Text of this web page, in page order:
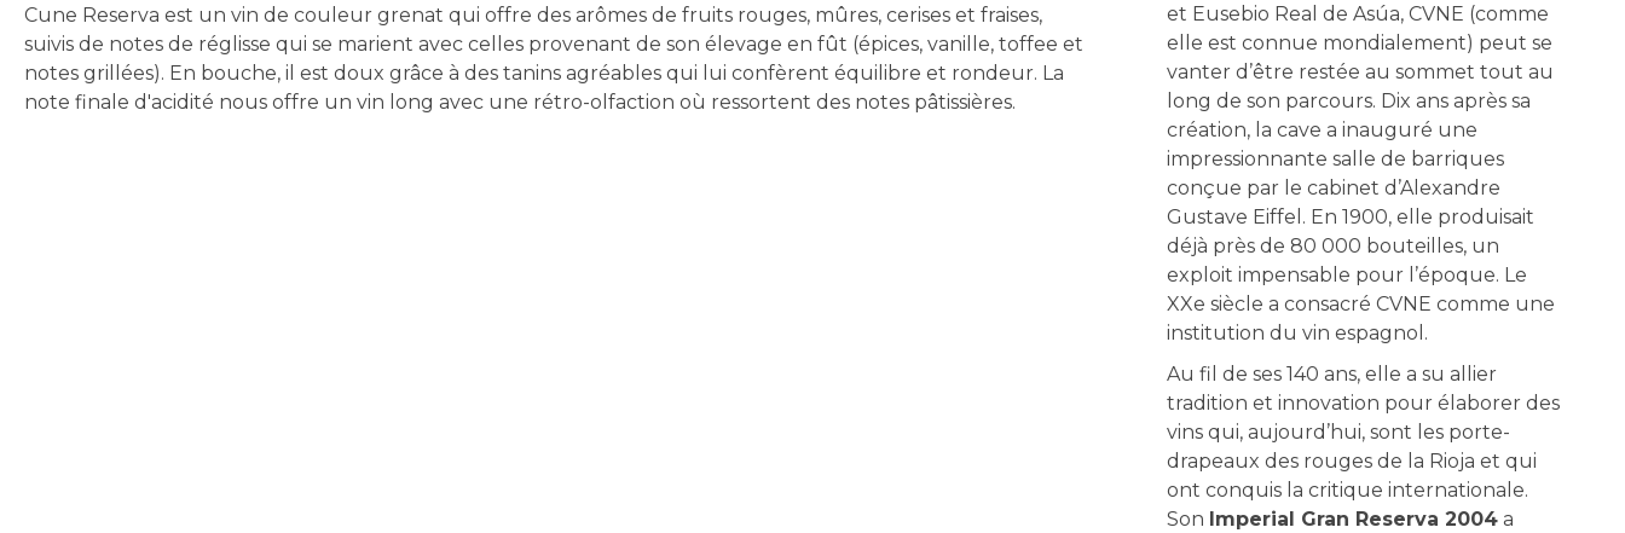
Cune Reserva est un vin de couleur grenat qui offre des arômes de fruits rouges, mûres, cerises et fraises,
suivis de notes de réglisse qui se marient avec celles provenant de son élevage en fût (épices, vanille, toffee et
notes grillées). En bouche, il est doux grâce à des tanins agréables qui lui confèrent équilibre et rondeur. La
note finale d'acidité nous offre un vin long avec une rétro-olfaction où ressortent des notes pâtissières.
et Eusebio Real de Asúa, CVNE (comme
elle est connue mondialement) peut se
vanter d’être restée au sommet tout au
long de son parcours. Dix ans après sa
création, la cave a inauguré une
impressionnante salle de barriques
conçue par le cabinet d’Alexandre
Gustave Eiffel. En 1900, elle produisait
déjà près de 80 000 bouteilles, un
exploit impensable pour l’époque. Le
XXe siècle a consacré CVNE comme une
institution du vin espagnol.
Au fil de ses 140 ans, elle a su allier
tradition et innovation pour élaborer des
vins qui, aujourd’hui, sont les porte-
drapeaux des rouges de la Rioja et qui
ont conquis la critique internationale.
Son Imperial Gran Reserva 2004a